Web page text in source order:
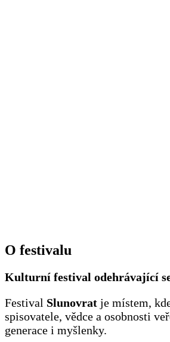
O festivalu
Kulturní festival odehrávající
Festival Slunovrat je místem,
spisovatele, vědce a osobnosti
generace i myšlenky.